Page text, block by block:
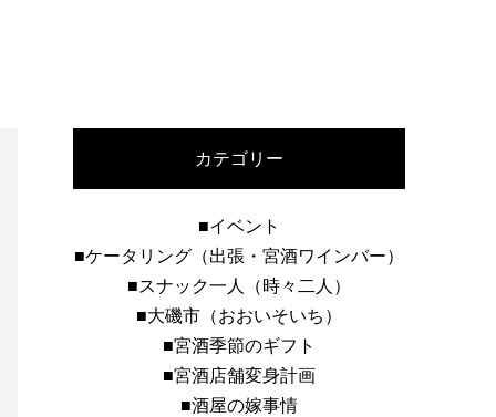
カテゴリー
■イベント
■ケータリング（出張・宮酒ワインバー）
■スナック一人（時々二人）
■大磯市（おおいそいち）
■宮酒季節のギフト
■宮酒店舗変身計画
■酒屋の嫁事情